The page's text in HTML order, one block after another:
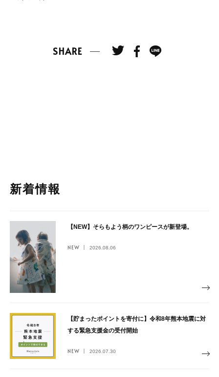
SHARE
新着情報
【NEW】そらもよう柄のワンピースが新登場。
NEW 2026.08.06
【貯まったポイントを寄付に】令和8年熊本地震に対
する緊急支援金の受付開始
NEW 2026.07.30